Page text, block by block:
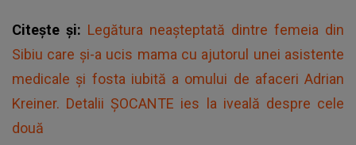
Citește și: Legătura neașteptată dintre femeia din
Sibiu care și-a ucis mama cu ajutorul unei asistente
medicale și fosta iubită a omului de afaceri Adrian
Kreiner. Detalii ȘOCANTE ies la iveală despre cele
două